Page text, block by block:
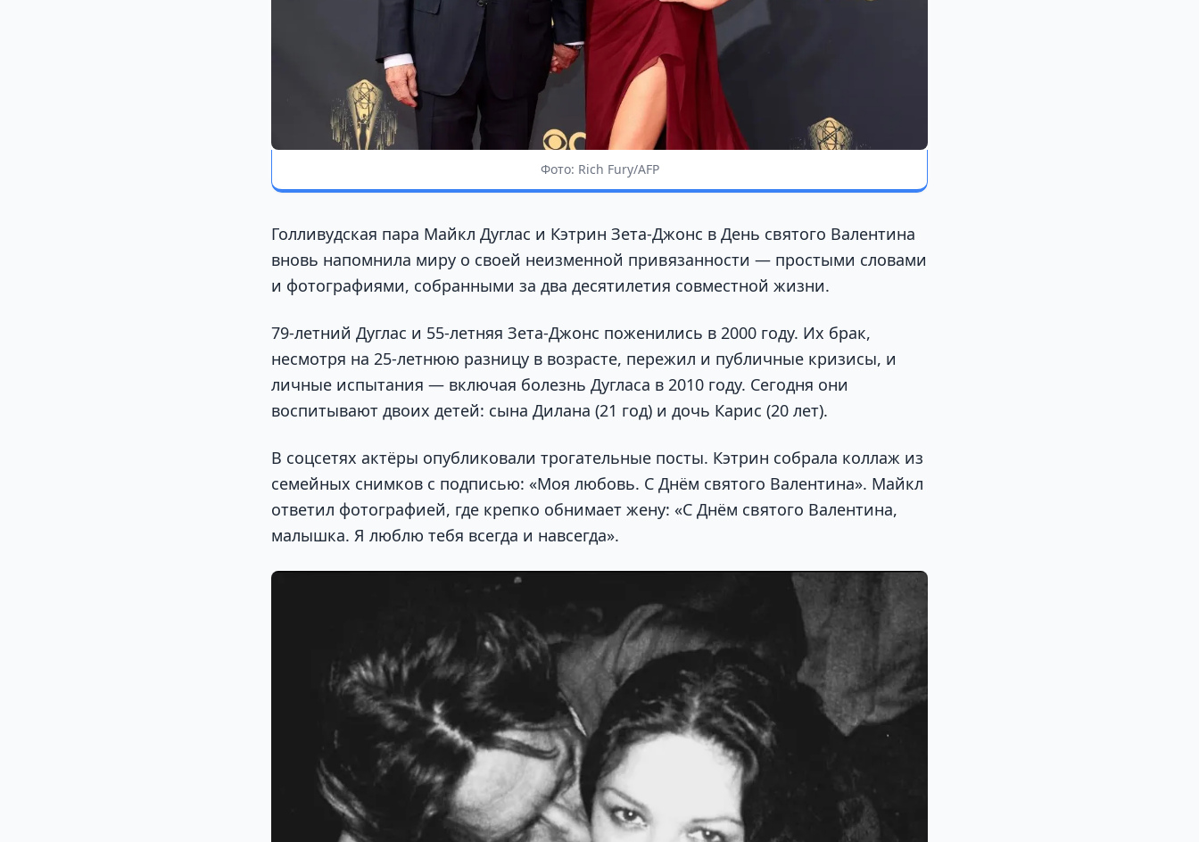
Фото: Rich Fury/AFP
Голливудская пара Майкл Дуглас и Кэтрин Зета-Джонс в День святого Валентина
вновь напомнила миру о своей неизменной привязанности — простыми словами
и фотографиями, собранными за два десятилетия совместной жизни.
79-летний Дуглас и 55-летняя Зета-Джонс поженились в 2000 году. Их брак,
несмотря на 25-летнюю разницу в возрасте, пережил и публичные кризисы, и
личные испытания — включая болезнь Дугласа в 2010 году. Сегодня они
воспитывают двоих детей: сына Дилана (21 год) и дочь Карис (20 лет).
В соцсетях актёры опубликовали трогательные посты. Кэтрин собрала коллаж из
семейных снимков с подписью: «Моя любовь. С Днём святого Валентина». Майкл
ответил фотографией, где крепко обнимает жену: «С Днём святого Валентина,
малышка. Я люблю тебя всегда и навсегда».